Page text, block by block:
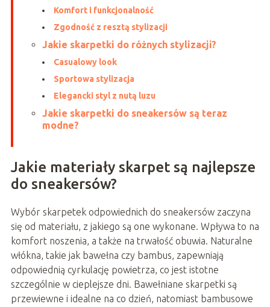
Komfort i funkcjonalność
Zgodność z resztą stylizacji
Jakie skarpetki do różnych stylizacji?
Casualowy look
Sportowa stylizacja
Elegancki styl z nutą luzu
Jakie skarpetki do sneakersów są teraz
modne?
Jakie materiały skarpet są najlepsze
do sneakersów?
Wybór skarpetek odpowiednich do sneakersów zaczyna
się od materiału, z jakiego są one wykonane. Wpływa to na
komfort noszenia, a także na trwałość obuwia. Naturalne
włókna, takie jak bawełna czy bambus, zapewniają
odpowiednią cyrkulację powietrza, co jest istotne
szczególnie w cieplejsze dni. Bawełniane skarpetki są
przewiewne i idealne na co dzień, natomiast bambusowe